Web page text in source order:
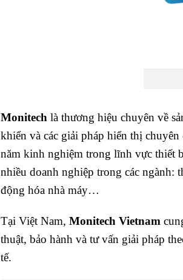
Monitech là thương hiệu chuyên về
khiển và các giải pháp hiển thị
năm kinh nghiệm trong lĩnh vực thiết
nhiều doanh nghiệp trong các ngành:
động hóa nhà máy…
Tại Việt Nam, Monitech Vietnam
thuật, bảo hành và tư vấn giải pháp
tế.